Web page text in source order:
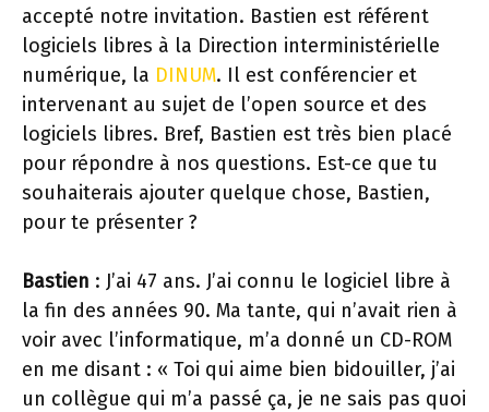
accepté notre invitation. Bastien est référent
logiciels libres à la Direction interministérielle
numérique, la DINUM. Il est conférencier et
intervenant au sujet de l’open source et des
logiciels libres. Bref, Bastien est très bien placé
pour répondre à nos questions. Est-ce que tu
souhaiterais ajouter quelque chose, Bastien,
pour te présenter ?
Bastien : J’ai 47 ans. J’ai connu le logiciel libre à
la fin des années 90. Ma tante, qui n’avait rien à
voir avec l’informatique, m’a donné un CD-ROM
en me disant : « Toi qui aime bien bidouiller, j’ai
un collègue qui m’a passé ça, je ne sais pas quoi